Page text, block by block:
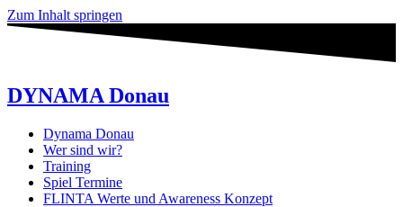
Zum Inhalt springen
DYNAMA Donau
Dynama Donau
Wer sind wir?
Training
Spiel Termine
FLINTA Werte und Awareness Konzept